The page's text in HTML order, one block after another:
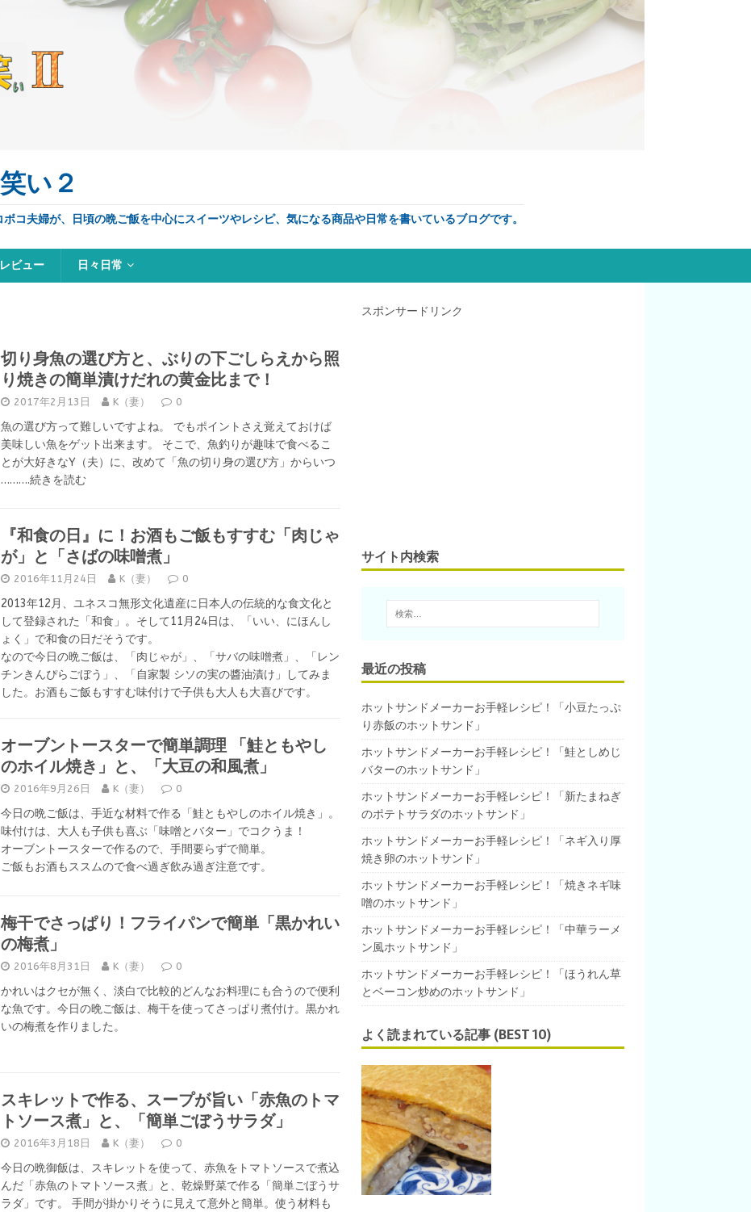
い２
コ夫婦が、日頃の晩ご飯を中心にスイーツやレシピ、気になる商品や日常を書いているブログです。
ビュー 日々日常
切り身魚の選び方と、ぶりの下ごしらえから照
り焼きの簡単漬けだれの黄金比まで！
2017年2月13日 K（妻） 0
魚の選び方って難しいですよね。 でもポイントさえ覚えておけば
美味しい魚をゲット出来ます。 そこで、魚釣りが趣味で食べるこ
とが大好きなY（夫）に、改めて「魚の切り身の選び方」からいつ
……….続きを読む
『和食の日』に！お酒もご飯もすすむ「肉じゃ
が」と「さばの味噌煮」
2016年11月24日 K（妻） 0
2013年12月、ユネスコ無形文化遺産に日本人の伝統的な食文化と
して登録された「和食」。そして11月24日は、「いい、にほんし
ょく」で和食の日だそうです。
なので今日の晩ご飯は、「肉じゃが」、「サバの味噌煮」、「レン
チンきんぴらごぼう」、「自家製 シソの実の醬油漬け」してみま
した。お酒もご飯もすすむ味付けで子供も大人も大喜びです。
オーブントースターで簡単調理 「鮭ともやし
のホイル焼き」と、「大豆の和風煮」
2016年9月26日 K（妻） 0
今日の晩ご飯は、手近な材料で作る「鮭ともやしのホイル焼き」。
味付けは、大人も子供も喜ぶ「味噌とバター」でコクうま！
オーブントースターで作るので、手間要らずで簡単。
ご飯もお酒もススムので食べ過ぎ飲み過ぎ注意です。
梅干でさっぱり！フライパンで簡単「黒かれい
の梅煮」
2016年8月31日 K（妻） 0
かれいはクセが無く、淡白で比較的どんなお料理にも合うので便利
な魚です。今日の晩ご飯は、梅干を使ってさっぱり煮付け。黒かれ
いの梅煮を作りました。
スキレットで作る、スープが旨い「赤魚のトマ
トソース煮」と、「簡単ごぼうサラダ」
2016年3月18日 K（妻） 0
今日の晩御飯は、スキレットを使って、赤魚をトマトソースで煮込
んだ「赤魚のトマトソース煮」と、乾燥野菜で作る「簡単ごぼうサ
ラダ」です。 手間が掛かりそうに見えて意外と簡単。使う材料も
スポンサードリンク
サイト内検索
最近の投稿
ホットサンドメーカーお手軽レシピ！「小豆たっぷ
り赤飯のホットサンド」
ホットサンドメーカーお手軽レシピ！「鮭としめじ
バターのホットサンド」
ホットサンドメーカーお手軽レシピ！「新たまねぎ
のポテトサラダのホットサンド」
ホットサンドメーカーお手軽レシピ！「ネギ入り厚
焼き卵のホットサンド」
ホットサンドメーカーお手軽レシピ！「焼きネギ味
噌のホットサンド」
ホットサンドメーカーお手軽レシピ！「中華ラーメ
ン風ホットサンド」
ホットサンドメーカーお手軽レシピ！「ほうれん草
とベーコン炒めのホットサンド」
よく読まれている記事 (BEST 10)